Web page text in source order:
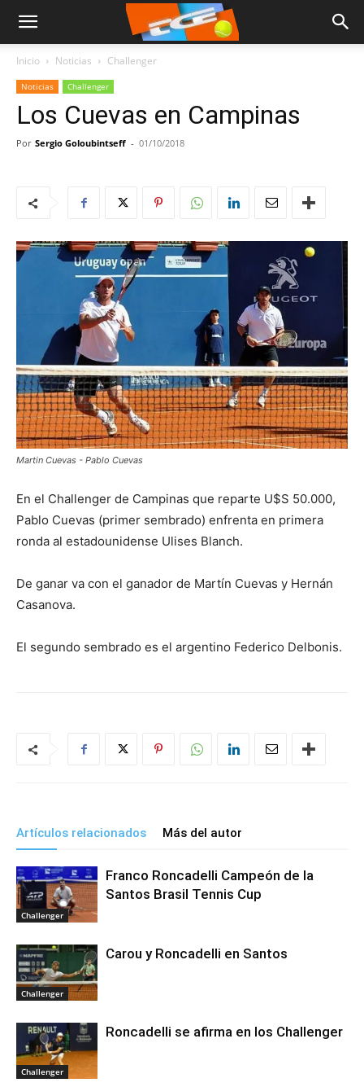
Inicio Noticias Challenger
Noticias Challenger
Los Cuevas en Campinas
Por Sergio Goloubintseff - 01/10/2018
Martin Cuevas - Pablo Cuevas
En el Challenger de Campinas que reparte U$S 50.000,
Pablo Cuevas (primer sembrado) enfrenta en primera
ronda al estadounidense Ulises Blanch.
De ganar va con el ganador de Martín Cuevas y Hernán
Casanova.
El segundo sembrado es el argentino Federico Delbonis.
Artículos relacionados Más del autor
Challenger
Franco Roncadelli Campeón de la
Santos Brasil Tennis Cup
Challenger
Carou y Roncadelli en Santos
Challenger
Roncadelli se afirma en los Challenger